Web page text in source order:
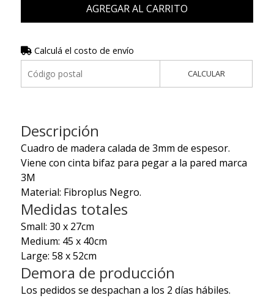
AGREGAR AL CARRITO
Calculá el costo de envío
CALCULAR
Descripción
Cuadro de madera calada de 3mm de espesor.
Viene con cinta bifaz para pegar a la pared marca
3M
Material: Fibroplus Negro.
Medidas totales
Small: 30 x 27cm
Medium: 45 x 40cm
Large: 58 x 52cm
Demora de producción
Los pedidos se despachan a los 2 días hábiles.